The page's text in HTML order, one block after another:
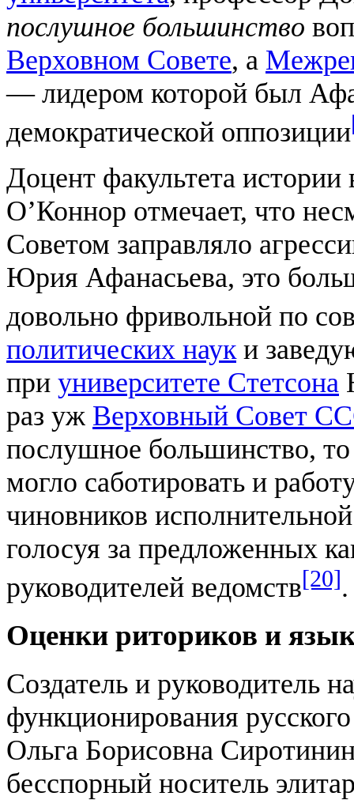
послушное большинство
Верховном Совете, а
— лидером которой был
демократической оппозиции
Доцент факультета истории
О’Коннор отмечает, что
Советом заправляло
Юрия Афанасьева, это
довольно фривольной по
политических наук и
при университете Стетсона
раз уж Верховный Совет
послушное большинство,
могло саботировать и
чиновников
голосуя за предложенных
руководителей ведомств[20].
Оценки риториков и
Создатель и руководитель
функционирования
Ольга Борисовна
бесспорный носитель